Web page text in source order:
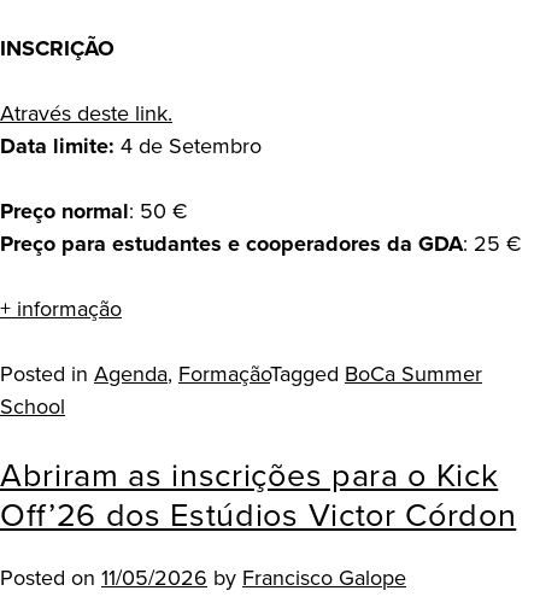
INSCRIÇÃO
Através deste link.
Data limite: 4 de Setembro
Preço normal: 50 €
Preço para estudantes e cooperadores da GDA: 25 €
+ informação
Posted in Agenda, FormaçãoTagged BoCa Summer
School
Abriram as inscrições para o Kick
Off’26 dos Estúdios Victor Córdon
Posted on 11/05/2026 by Francisco Galope